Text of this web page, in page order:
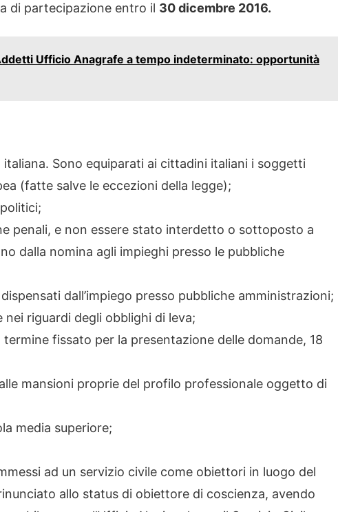
di partecipazione entro il 30 dicembre 2016.
Ufficio Anagrafe a tempo indeterminato: opportunità
Sono equiparati ai cittadini italiani i soggetti
(fatte salve le eccezioni della legge);
penali, e non essere stato interdetto o sottoposto a
dalla nomina agli impieghi presso le pubbliche
dall’impiego presso pubbliche amministrazioni;
nei riguardi degli obblighi di leva;
fissato per la presentazione delle domande, 18
mansioni proprie del profilo professionale oggetto di
media superiore;
ad un servizio civile come obiettori in luogo del
allo status di obiettore di coscienza, avendo